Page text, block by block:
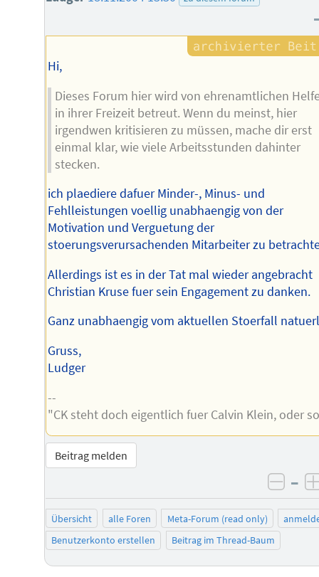
Hi,
Dieses Forum hier wird von ehrenamtlichen
in ihrer Freizeit betreut. Wenn du meinst, hier
irgendwen kritisieren zu müssen, mache dir erst
einmal klar, wie viele Arbeitsstunden dahinter
stecken.
ich plaediere dafuer Minder-, Minus- und
Fehlleistungen voellig unabhaengig von der
Motivation und Verguetung der
stoerungsverursachenden Mitarbeiter zu
Allerdings ist es in der Tat mal wieder angebracht
Christian Kruse fuer sein Engagement zu danken.
Ganz unabhaengig vom aktuellen Stoerfall
Gruss,
Ludger
--
"CK steht doch eigentlich fuer Calvin Klein, oder
Beitrag melden
–
Übersicht alle Foren Meta-Forum (read only)
Benutzerkonto erstellen
Beitrag im Thread-Baum